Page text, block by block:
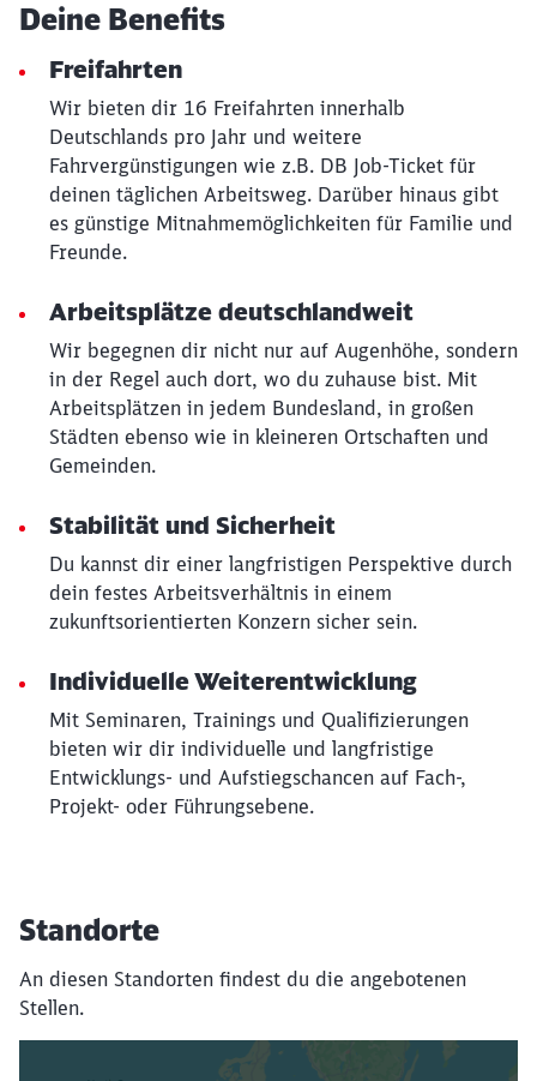
Deine Benefits
Freifahrten
Wir bieten dir 16 Freifahrten innerhalb
Deutschlands pro Jahr und weitere
Fahrvergünstigungen wie z.B. DB Job-Ticket für
deinen täglichen Arbeitsweg. Darüber hinaus gibt
es günstige Mitnahmemöglichkeiten für Familie und
Freunde.
Arbeitsplätze deutschlandweit
Wir begegnen dir nicht nur auf Augenhöhe, sondern
in der Regel auch dort, wo du zuhause bist. Mit
Arbeitsplätzen in jedem Bundesland, in großen
Städten ebenso wie in kleineren Ortschaften und
Gemeinden.
Stabilität und Sicherheit
Du kannst dir einer langfristigen Perspektive durch
dein festes Arbeitsverhältnis in einem
zukunftsorientierten Konzern sicher sein.
Individuelle Weiterentwicklung
Mit Seminaren, Trainings und Qualifizierungen
bieten wir dir individuelle und langfristige
Entwicklungs- und Aufstiegschancen auf Fach-,
Projekt- oder Führungsebene.
Standorte
An diesen Standorten findest du die angebotenen
Stellen.
Möchten Sie zuweitergeleitet
werden?